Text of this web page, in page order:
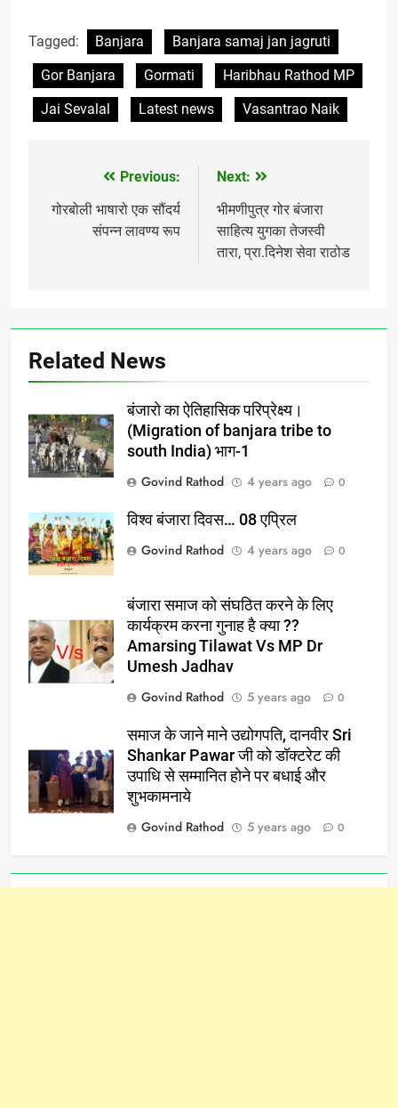
-------------------------
*विषय* : *गोरबंजारा समाजाला
संवैधानिक हक्क प्रदान करून
तेलंगयाणा राज्यातील
हिंसाचारग्रस्तांना संरक्षण प्रदान
जास्त प्रमाणात वास्तव्यास
असणारा गोरबंजारा…
Tagged: Banjara
Banjara samaj jan jagruti
Gor Banjara
Gormati
Haribhau Rathod MP
Jai Sevalal
Latest news Vasantrao Naik
navigation
Previous:
गोरबोली भाषारो एक सौंदर्य
संपन्न लावण्य रूप
Next:
भीमणीपुत्र गोर बंजारा
साहित्य युगका तेजस्वी
तारा, प्रा.दिनेश सेवा राठोड
Related News
बंजारो का ऐतिहासिक परिप्रेक्ष्य।
(Migration of banjara tribe to
south India) भाग-1
Govind Rathod
4 years ago 0
विश्व बंजारा दिवस… 08 एप्रिल
Govind Rathod
4 years ago 0
बंजारा समाज को संघठित करने के लिए
कार्यक्रम करना गुनाह है क्या ??
Amarsing Tilawat Vs MP Dr
Umesh Jadhav
Govind Rathod
5 years ago 0
समाज के जाने माने उद्योगपति, दानवीर Sri
Shankar Pawar जी को डॉक्टरेट की
उपाधि से सम्मानित होने पर बधाई और
शुभकामनाये
Govind Rathod
5 years ago 0